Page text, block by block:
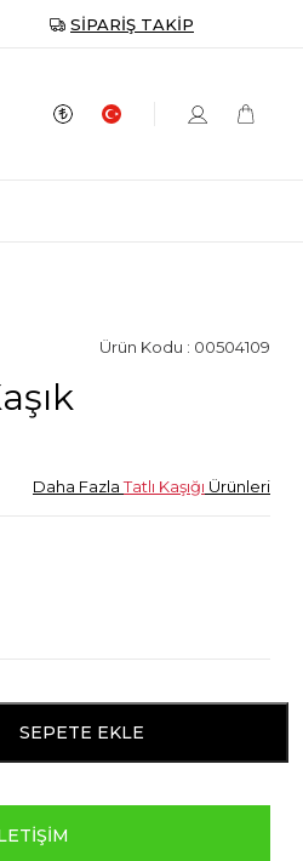
SIPARIŞ TAKIP
Ürün Kodu : 00504109
Daha FazlaTatlı Kaşığı Ürünleri
SEPETE EKLE